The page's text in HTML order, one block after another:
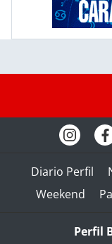
Diario Perfil
Weekend
Perfil